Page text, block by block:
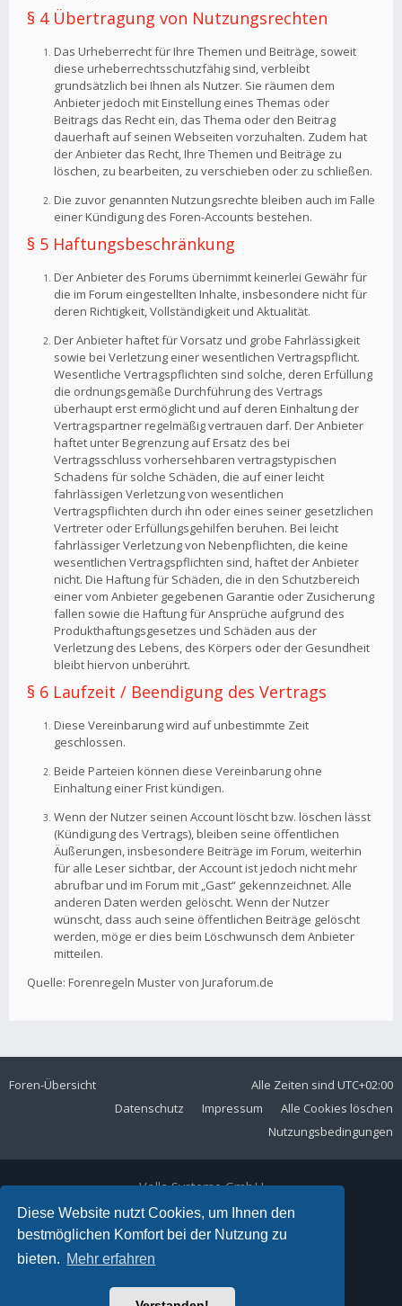
Diese Website nutzt Cookies, um Ihnen den
bestmöglichen Komfort bei der Nutzung zu
bieten. Mehr erfahren
§ 4 Übertragung von Nutzungsrechten
Das Urheberrecht für Ihre Themen und Beiträge, soweit
diese urheberrechtsschutzfähig sind, verbleibt
grundsätzlich bei Ihnen als Nutzer. Sie räumen dem
Anbieter jedoch mit Einstellung eines Themas oder
Beitrags das Recht ein, das Thema oder den Beitrag
dauerhaft auf seinen Webseiten vorzuhalten. Zudem hat
der Anbieter das Recht, Ihre Themen und Beiträge zu
löschen, zu bearbeiten, zu verschieben oder zu schließen.
Die zuvor genannten Nutzungsrechte bleiben auch im Falle
einer Kündigung des Foren-Accounts bestehen.
§ 5 Haftungsbeschränkung
Der Anbieter des Forums übernimmt keinerlei Gewähr für
die im Forum eingestellten Inhalte, insbesondere nicht für
deren Richtigkeit, Vollständigkeit und Aktualität.
Der Anbieter haftet für Vorsatz und grobe Fahrlässigkeit
sowie bei Verletzung einer wesentlichen Vertragspflicht.
Wesentliche Vertragspflichten sind solche, deren Erfüllung
die ordnungsgemäße Durchführung des Vertrags
überhaupt erst ermöglicht und auf deren Einhaltung der
Vertragspartner regelmäßig vertrauen darf. Der Anbieter
haftet unter Begrenzung auf Ersatz des bei
Vertragsschluss vorhersehbaren vertragstypischen
Schadens für solche Schäden, die auf einer leicht
fahrlässigen Verletzung von wesentlichen
Vertragspflichten durch ihn oder eines seiner gesetzlichen
Vertreter oder Erfüllungsgehilfen beruhen. Bei leicht
fahrlässiger Verletzung von Nebenpflichten, die keine
wesentlichen Vertragspflichten sind, haftet der Anbieter
nicht. Die Haftung für Schäden, die in den Schutzbereich
einer vom Anbieter gegebenen Garantie oder Zusicherung
fallen sowie die Haftung für Ansprüche aufgrund des
Produkthaftungsgesetzes und Schäden aus der
Verletzung des Lebens, des Körpers oder der Gesundheit
bleibt hiervon unberührt.
§ 6 Laufzeit / Beendigung des Vertrags
Diese Vereinbarung wird auf unbestimmte Zeit
geschlossen.
Beide Parteien können diese Vereinbarung ohne
Einhaltung einer Frist kündigen.
Wenn der Nutzer seinen Account löscht bzw. löschen lässt
(Kündigung des Vertrags), bleiben seine öffentlichen
Äußerungen, insbesondere Beiträge im Forum, weiterhin
für alle Leser sichtbar, der Account ist jedoch nicht mehr
abrufbar und im Forum mit „Gast“ gekennzeichnet. Alle
anderen Daten werden gelöscht. Wenn der Nutzer
wünscht, dass auch seine öffentlichen Beiträge gelöscht
werden, möge er dies beim Löschwunsch dem Anbieter
mitteilen.
Quelle: Forenregeln Muster von Juraforum.de
Foren-Übersicht Alle Zeiten sind UTC+02:00
Alle Cookies löschen
Impressum
Datenschutz
Nutzungsbedingungen
Volla Systeme GmbH
Kölner Straße 102
42897 Remscheid
Telefon:+49 2191 59897 61
E-Mail: